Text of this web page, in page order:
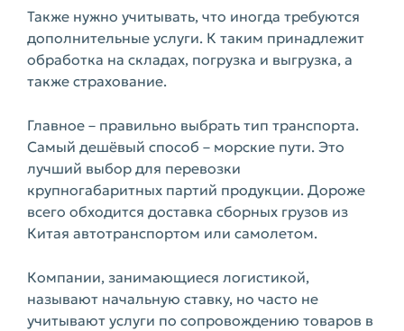
Также нужно учитывать, что иногда требуются
дополнительные услуги. К таким принадлежит
обработка на складах, погрузка и выгрузка, а
также страхование.
Главное – правильно выбрать тип транспорта.
Самый дешёвый способ – морские пути. Это
лучший выбор для перевозки
крупногабаритных партий продукции. Дороже
всего обходится доставка сборных грузов из
Китая автотранспортом или самолетом.
Компании, занимающиеся логистикой,
называют начальную ставку, но часто не
учитывают услуги по сопровождению товаров в